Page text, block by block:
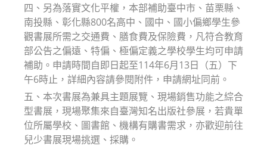
四、另為落實文化平權，本部補助臺中市、苗栗縣、
南投縣、彰化縣800名高中、國中、國小偏鄉學生參
觀書展所需之交通費、膳食費及保險費，凡符合教育
部公告之偏遠、特偏、極偏定義之學校學生均可申請
補助。申請時間自即日起至114年6月13日（五）下
午6時止，詳細內容請參閱附件，申請網址同前。
五、本次書展為兼具主題展覽、現場銷售功能之綜合
型書展，現場聚集來自臺灣知名出版社參展，若貴單
位所屬學校、圖書館、機構有購書需求，亦歡迎前往
兒少書展現場挑選、採購。